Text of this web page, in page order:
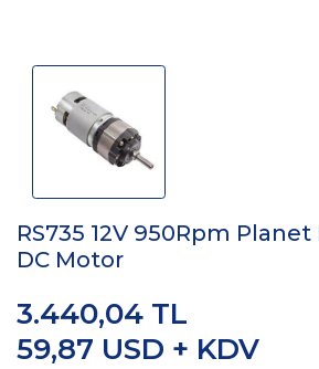
RS735 12V 950Rpm
DC Motor
59,87 USD + KDV
3.440,04 TL